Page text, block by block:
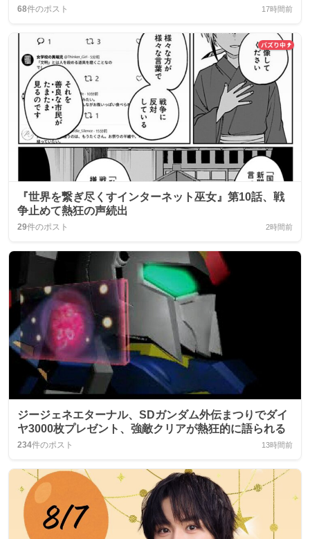
68件のポスト 17時間前
『世界を繋ぎ尽くすインターネット巫女』第10話、戦
争止めて熱狂の声続出
29件のポスト 2時間前
ジージェネエターナル、SDガンダム外伝まつりでダイ
ヤ3000枚プレゼント、強敵クリアが熱狂的に語られる
234件のポスト 13時間前